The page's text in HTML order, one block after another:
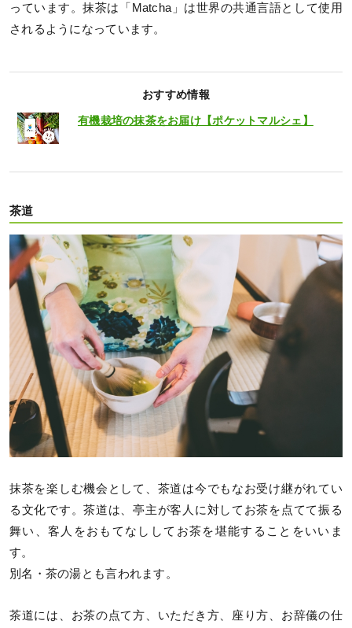
っています。抹茶は「Matcha」は世界の共通言語として使用
されるようになっています。
おすすめ情報
有機栽培の抹茶をお届け【ポケットマルシェ】
茶道
抹茶を楽しむ機会として、茶道は今でもなお受け継がれてい
る文化です。茶道は、亭主が客人に対してお茶を点てて振る
舞い、客人をおもてなししてお茶を堪能することをいいま
す。
別名・茶の湯とも言われます。
茶道には、お茶の点て方、いただき方、座り方、お辞儀の仕